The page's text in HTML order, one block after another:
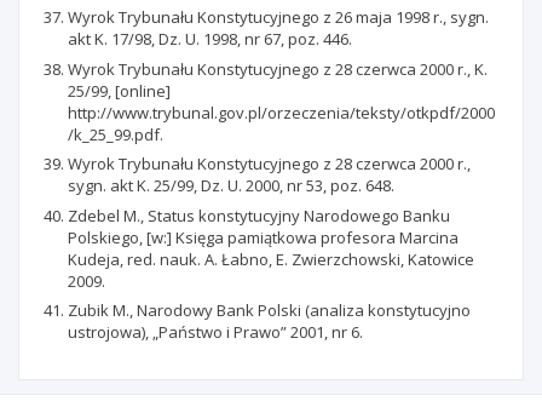
Wyrok Trybunału Konstytucyjnego z 26 maja 1998 r., sygn.
akt K. 17/98, Dz. U. 1998, nr 67, poz. 446.
Wyrok Trybunału Konstytucyjnego z 28 czerwca 2000 r., K.
25/99, [online]
http://www.trybunal.gov.pl/orzeczenia/teksty/otkpdf/2000
/k_25_99.pdf.
Wyrok Trybunału Konstytucyjnego z 28 czerwca 2000 r.,
sygn. akt K. 25/99, Dz. U. 2000, nr 53, poz. 648.
Zdebel M., Status konstytucyjny Narodowego Banku
Polskiego, [w:] Księga pamiątkowa profesora Marcina
Kudeja, red. nauk. A. Łabno, E. Zwierzchowski, Katowice
2009.
Zubik M., Narodowy Bank Polski (analiza konstytucyjno
ustrojowa), „Państwo i Prawo” 2001, nr 6.